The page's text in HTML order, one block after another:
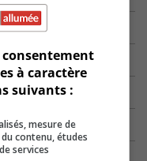
consentement
à caractère
suivants :
mesure de
contenu, études
services